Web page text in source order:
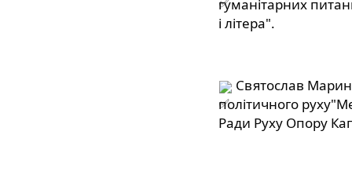
гуманітарних
і літера".
Святослав
політичного
Ради Руху Опору